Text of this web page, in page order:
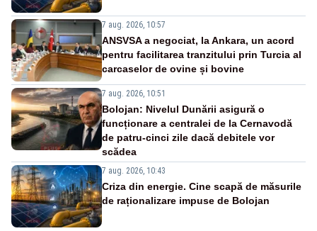
7 aug. 2026, 10:57
ANSVSA a negociat, la Ankara, un acord
pentru facilitarea tranzitului prin Turcia al
carcaselor de ovine și bovine
7 aug. 2026, 10:51
Bolojan: Nivelul Dunării asigură o
funcționare a centralei de la Cernavodă
de patru-cinci zile dacă debitele vor
scădea
7 aug. 2026, 10:43
Criza din energie. Cine scapă de măsurile
de raționalizare impuse de Bolojan